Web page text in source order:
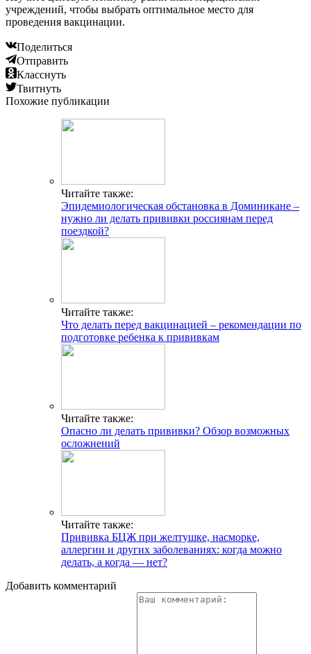
учреждений, чтобы выбрать оптимальное место для
проведения вакцинации.
Поделиться
Отправить
Класснуть
Твитнуть
Похожие публикации
Читайте также:
Эпидемиологическая обстановка в Доминикане –
нужно ли делать прививки россиянам перед
поездкой?
Читайте также:
Что делать перед вакцинацией – рекомендации по
подготовке ребенка к прививкам
Читайте также:
Опасно ли делать прививки? Обзор возможных
осложнений
Читайте также:
Прививка БЦЖ при желтушке, насморке,
аллергии и других заболеваниях: когда можно
делать, а когда — нет?
Добавить комментарий